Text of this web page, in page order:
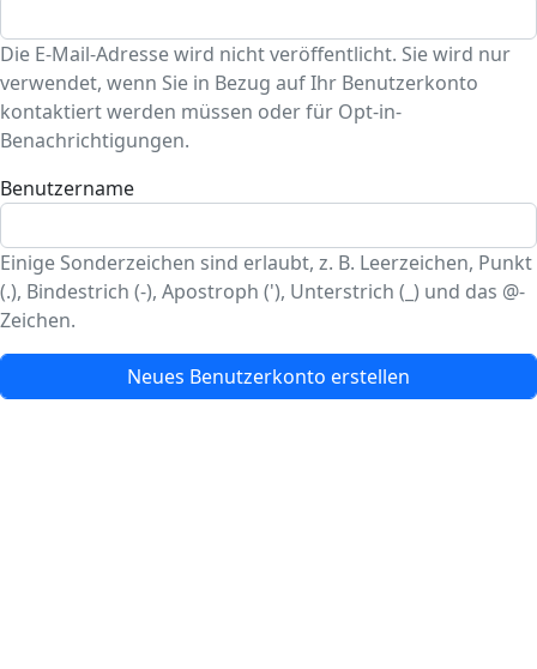
Die E-Mail-Adresse wird nicht veröffentlicht. Sie wird nur
verwendet, wenn Sie in Bezug auf Ihr Benutzerkonto
kontaktiert werden müssen oder für Opt-in-
Benachrichtigungen.
Benutzername
Einige Sonderzeichen sind erlaubt, z. B. Leerzeichen, Punkt
(.), Bindestrich (-), Apostroph ('), Unterstrich (_) und das @-
Zeichen.